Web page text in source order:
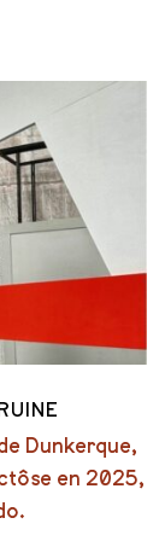
Dunkerque,
en 2025,